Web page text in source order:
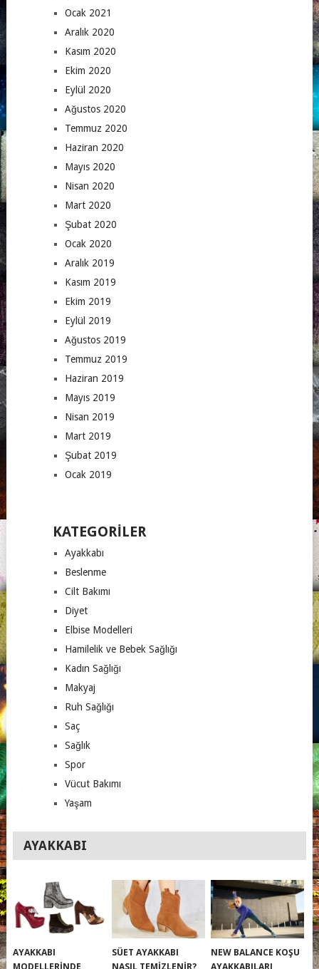
Ocak 2021
Aralık 2020
Kasım 2020
Ekim 2020
Eylül 2020
Ağustos 2020
Temmuz 2020
Haziran 2020
Mayıs 2020
Nisan 2020
Mart 2020
Şubat 2020
Ocak 2020
Aralık 2019
Kasım 2019
Ekim 2019
Eylül 2019
Ağustos 2019
Temmuz 2019
Haziran 2019
Mayıs 2019
Nisan 2019
Mart 2019
Şubat 2019
Ocak 2019
KATEGORILER
Ayakkabı
Beslenme
Cilt Bakımı
Diyet
Elbise Modelleri
Hamilelik ve Bebek Sağlığı
Kadın Sağlığı
Makyaj
Ruh Sağlığı
Saç
Sağlık
Spor
Vücut Bakımı
Yaşam
AYAKKABI
AYAKKABI
MODELLERINDE
SÜET AYAKKABI
NASIL TEMIZLENIR?
NEW BALANCE KOŞU
AYAKKABILARI